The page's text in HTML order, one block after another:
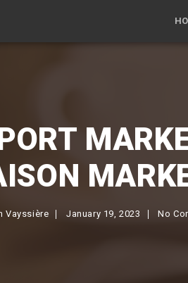
Vayssière January 19, 2023 No